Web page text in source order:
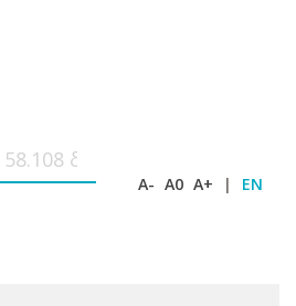
A- A0 A+ | EN